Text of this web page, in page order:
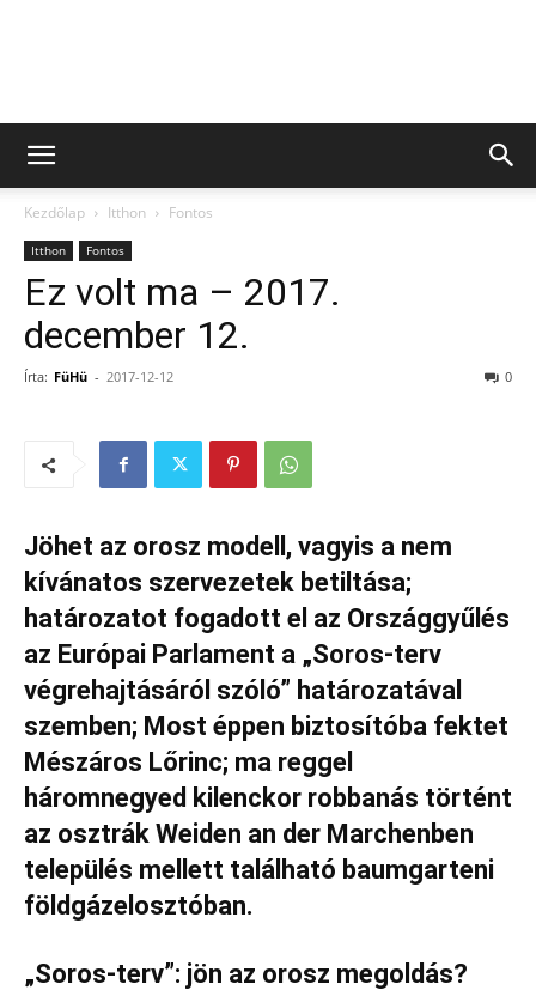
Kezdőlap Itthon Fontos
Itthon Fontos
Ez volt ma – 2017.
december 12.
Írta: FüHü - 2017-12-12 0
Jöhet az orosz modell, vagyis a nem
kívánatos szervezetek betiltása;
határozatot fogadott el az Országgyűlés
az Európai Parlament a „Soros-terv
végrehajtásáról szóló” határozatával
szemben; Most éppen biztosítóba fektet
Mészáros Lőrinc; ma reggel
háromnegyed kilenckor robbanás történt
az osztrák Weiden an der Marchenben
település mellett található baumgarteni
földgázelosztóban.
„Soros-terv”: jön az orosz megoldás?